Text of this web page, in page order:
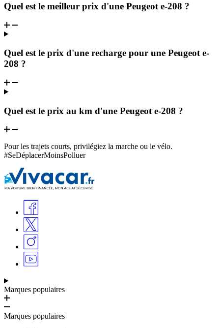
Quel est le meilleur prix d'une Peugeot e-208 ?
Quel est le prix d'une recharge pour une Peugeot e-
208 ?
Quel est le prix au km d'une Peugeot e-208 ?
Pour les trajets courts, privilégiez la marche ou le vélo.
#SeDéplacerMoinsPolluer
Marques populaires
Marques populaires